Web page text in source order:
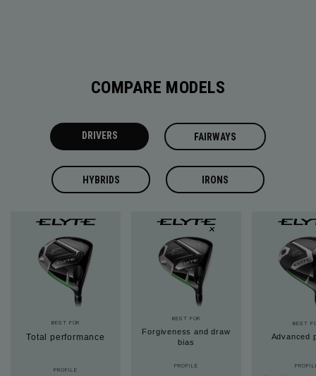
COMPARE MODELS
DRIVERS FAIRWAYS
HYBRIDS IRONS
BEST FOR
Total performance
BEST FOR
Forgiveness and draw
bias
BEST
Advanced
PROFILE
PROFILE